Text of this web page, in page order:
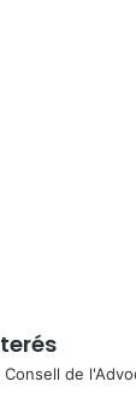
de